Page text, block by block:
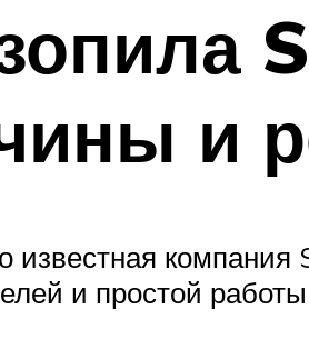
и
известная компания
и простой